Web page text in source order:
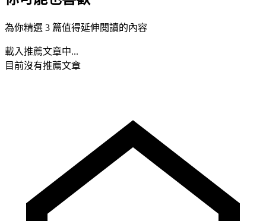
為你精選 3 篇值得延伸閱讀的內容
載入推薦文章中...
目前沒有推薦文章